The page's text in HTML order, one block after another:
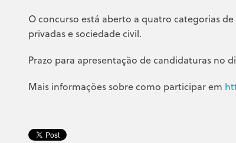
O concurso está aberto a quatro categorias
privadas e sociedade civil.
Prazo para apresentação de candidaturas no
Mais informações sobre como participar em